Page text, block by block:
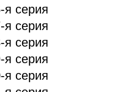
я серия
я серия
я серия
я серия
я серия